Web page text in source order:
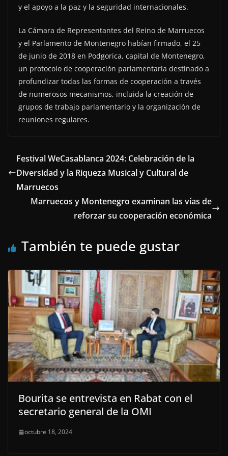
y el apoyo a la paz y la seguridad internacionales.
La Cámara de Representantes del Reino de Marruecos
y el Parlamento de Montenegro habían firmado, el 25
de junio de 2018 en Podgorica, capital de Montenegro,
un protocolo de cooperación parlamentaria destinado a
profundizar todas las formas de cooperación a través
de numerosos mecanismos, incluida la creación de
grupos de trabajo parlamentario y la organización de
reuniones regulares.
Festival WeCasablanca 2024: Celebración de la
Diversidad y la Riqueza Musical y Cultural de
Marruecos
Marruecos y Montenegro examinan las vías de
reforzar su cooperación económica
También te puede gustar
Bourita se entrevista en Rabat con el
secretario general de la OMI
octubre 18, 2024